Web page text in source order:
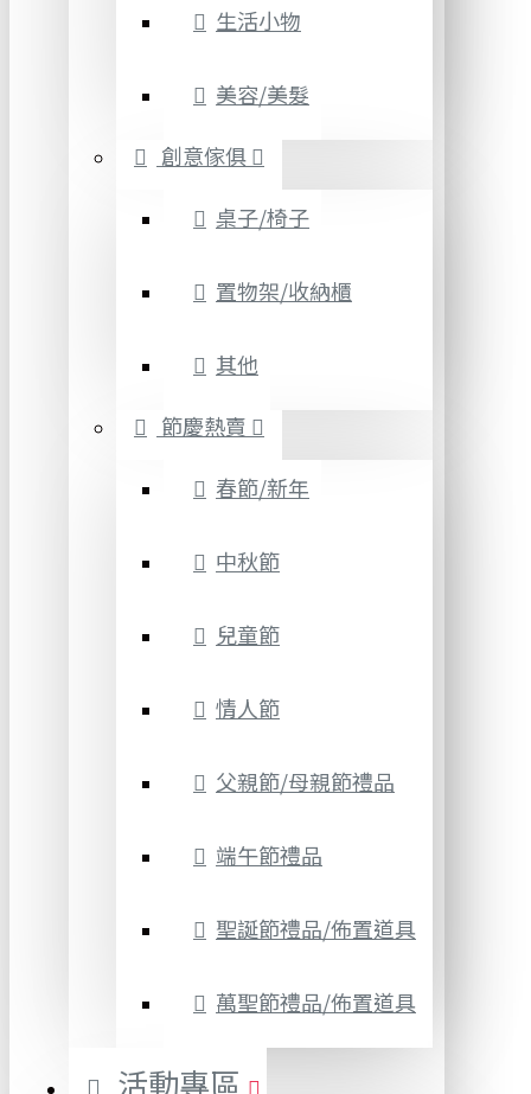
生活小物
美容/美髮
創意傢俱
桌子/椅子
置物架/收納櫃
其他
節慶熱賣
春節/新年
中秋節
兒童節
情人節
父親節/母親節禮品
端午節禮品
聖誕節禮品/佈置道具
萬聖節禮品/佈置道具
活動專區